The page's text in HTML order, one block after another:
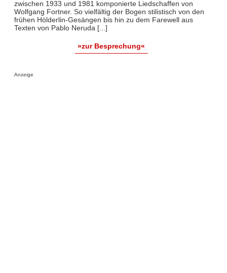
zwischen 1933 und 1981 komponierte Liedschaffen von
Wolfgang Fortner. So vielfältig der Bogen stilistisch von den
frühen Hölderlin-Gesängen bis hin zu dem Farewell aus
Texten von Pablo Neruda [...]
»zur Besprechung«
Anzeige